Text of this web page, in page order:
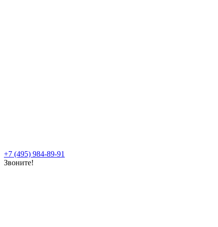
+7 (495) 984-89-91
Звоните!